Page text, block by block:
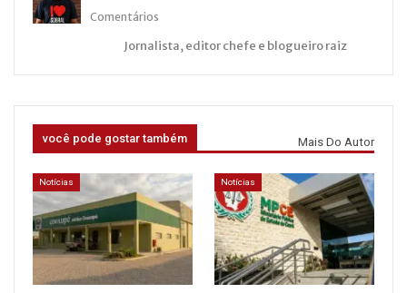
Comentários
Jornalista, editor chefe e blogueiro raiz
você pode gostar também Mais Do Autor
Notícias Notícias